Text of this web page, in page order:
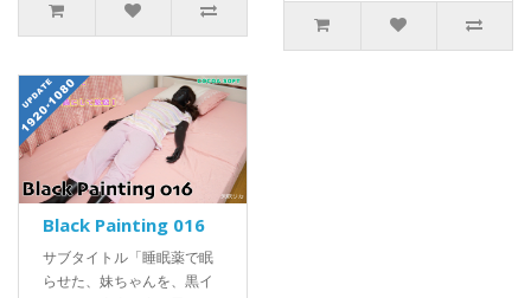
Black Painting 016
サブタイトル「睡眠薬で眠
らせた、妹ちゃんを、黒イ